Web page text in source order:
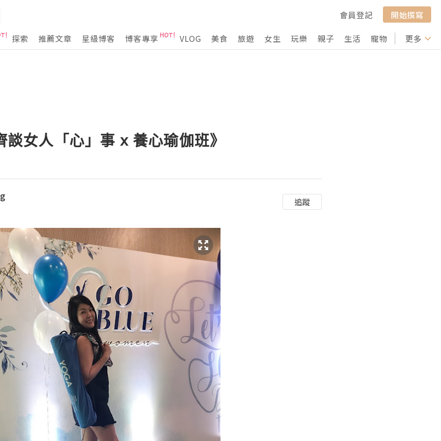
會員登記
開始撰寫
探索
推薦文章 星級博客 博客專享 VLOG 美食 旅遊 女生 玩樂 親子 生活 寵物 行山 打卡
更多
女人「心」事 x 養心瑜伽班》
追蹤